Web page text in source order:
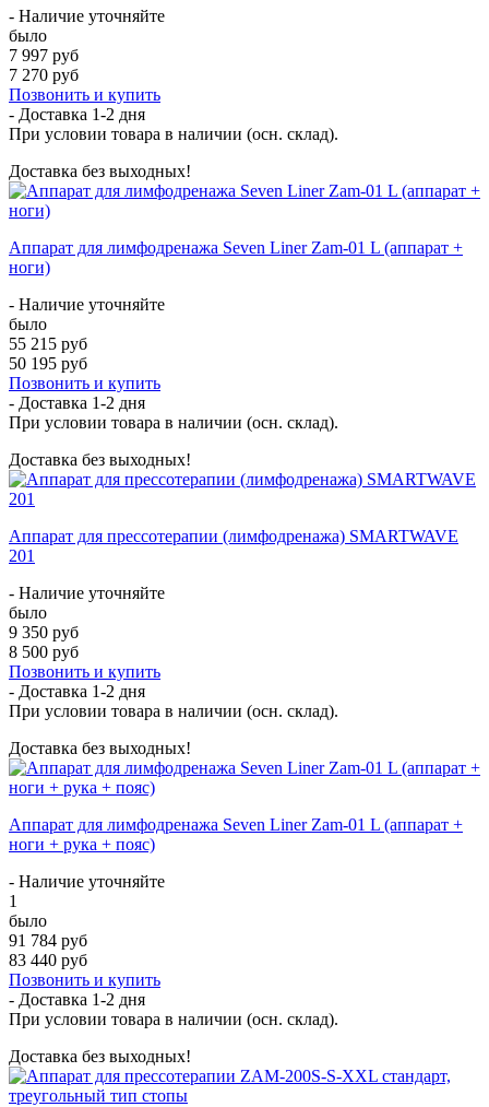
- Наличие уточняйте
было
7 997 руб
7 270 руб
Позвонить и купить
- Доставка 1-2 дня
При условии товара в наличии (осн. склад).
Доставка без выходных!
Аппарат для лимфодренажа Seven Liner Zam-01 L (аппарат +
ноги)
- Наличие уточняйте
было
55 215 руб
50 195 руб
Позвонить и купить
- Доставка 1-2 дня
При условии товара в наличии (осн. склад).
Доставка без выходных!
Аппарат для прессотерапии (лимфодренажа) SMARTWAVE
201
- Наличие уточняйте
было
9 350 руб
8 500 руб
Позвонить и купить
- Доставка 1-2 дня
При условии товара в наличии (осн. склад).
Доставка без выходных!
Аппарат для лимфодренажа Seven Liner Zam-01 L (аппарат +
ноги + рука + пояс)
- Наличие уточняйте
1
было
91 784 руб
83 440 руб
Позвонить и купить
- Доставка 1-2 дня
При условии товара в наличии (осн. склад).
Доставка без выходных!